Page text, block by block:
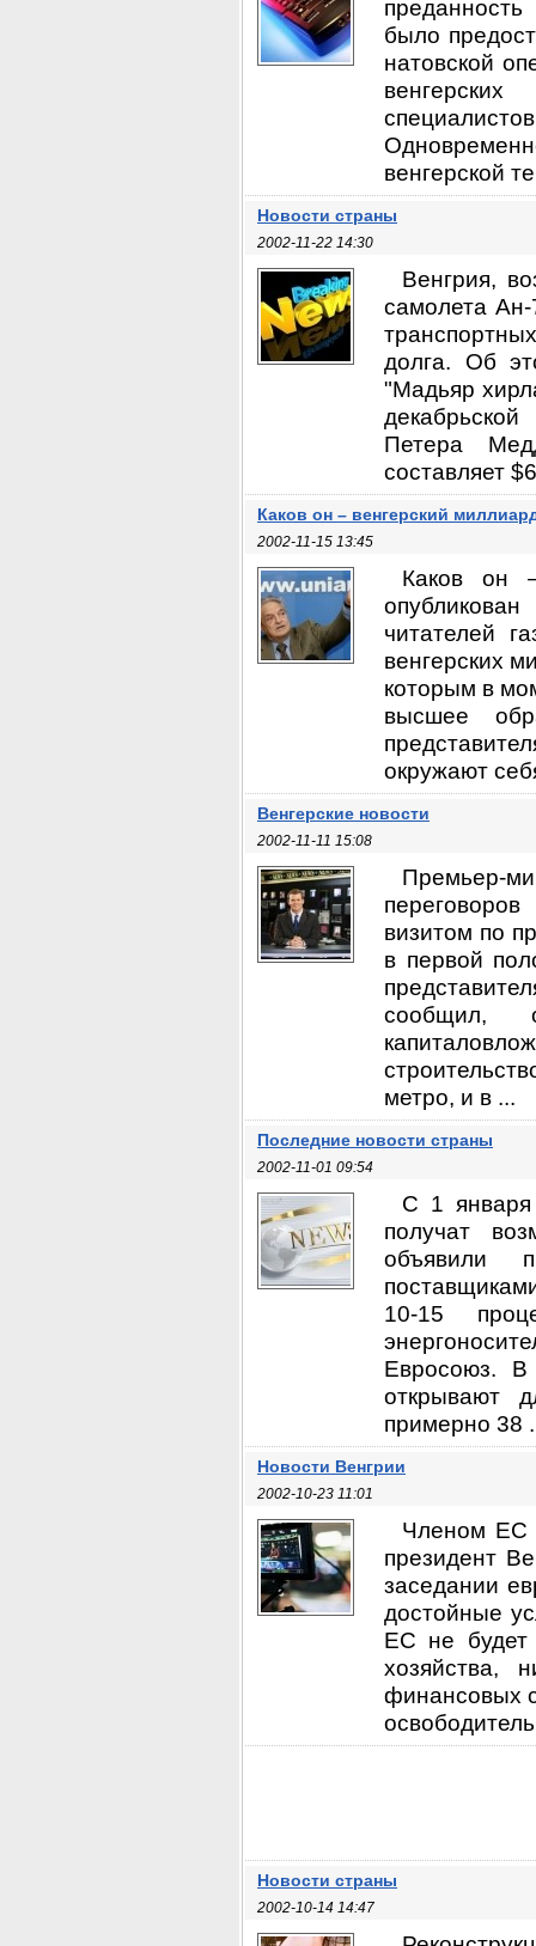
было
натовской
венгерской
Новости страны
2002-11-22 14:30
Венгрия,
самолета
долга. Об
"Мадьяр
Петера
составляет
Каков он – венгерский
2002-11-15 13:45
Каков он
читателей
венгерских
которым в
высшее
окружают
Венгерские новости
2002-11-11 15:08
Премьер-
визитом по
в первой
сообщил,
метро, и в ...
Последние новости страны
2002-11-01 09:54
С 1 января
получат
объявили
10-15
Евросоюз. В
открывают
примерно 38
Новости Венгрии
2002-10-23 11:01
Членом ЕС
президент
заседании
достойные
ЕС не будет
хозяйства,
финансовых
Новости страны
2002-10-14 14:47